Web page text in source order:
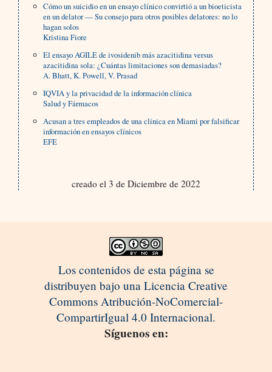
Cómo un suicidio en un ensayo clínico convirtió a un bioeticista
en un delator — Su consejo para otros posibles delatores: no lo
hagan solos
Kristina Fiore
El ensayo AGILE de ivosidenib más azacitidina versus
azacitidina sola: ¿Cuántas limitaciones son demasiadas?
A. Bhatt, K. Powell, V. Prasad
IQVIA y la privacidad de la información clínica
Salud y Fármacos
Acusan a tres empleados de una clínica en Miami por falsificar
información en ensayos clínicos
EFE
creado el 3 de Diciembre de 2022
Los contenidos de esta página se
distribuyen bajo una Licencia Creative
Commons Atribución-NoComercial-
CompartirIgual 4.0 Internacional.
Síguenos en: